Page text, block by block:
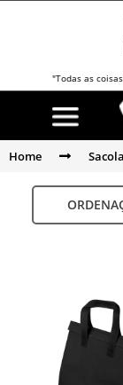
"Todas as
Home